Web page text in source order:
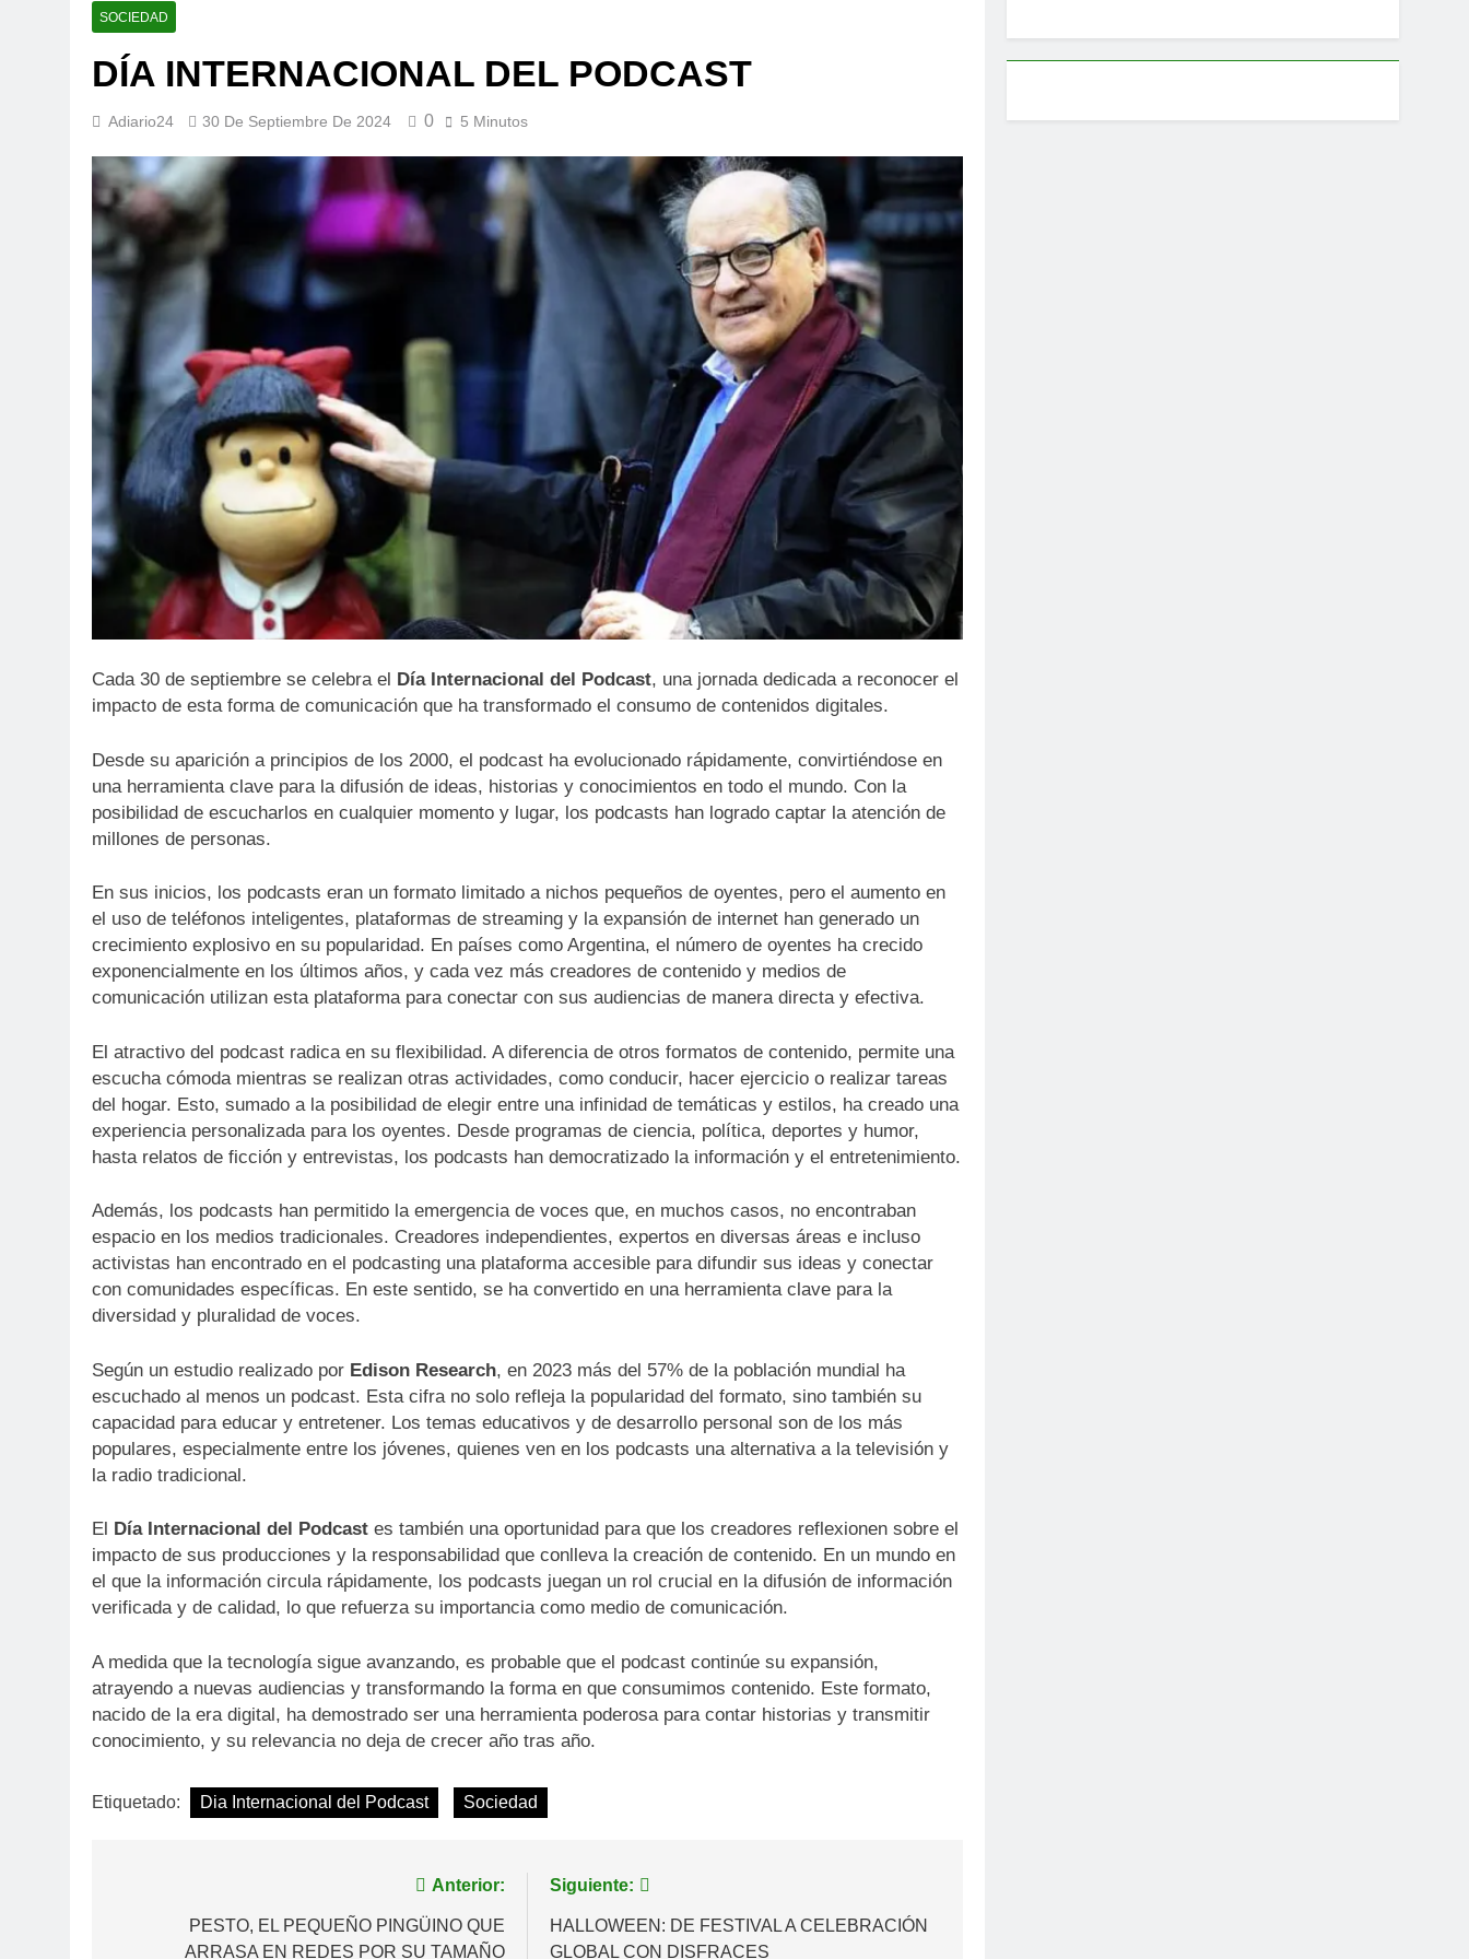
SOCIEDAD
DÍA INTERNACIONAL DEL PODCAST
Adiario24 30 De Septiembre De 2024 0 5 Minutos
Cada 30 de septiembre se celebra el Día Internacional del Podcast, una jornada dedicada a reconocer el
impacto de esta forma de comunicación que ha transformado el consumo de contenidos digitales.
Desde su aparición a principios de los 2000, el podcast ha evolucionado rápidamente, convirtiéndose en
una herramienta clave para la difusión de ideas, historias y conocimientos en todo el mundo. Con la
posibilidad de escucharlos en cualquier momento y lugar, los podcasts han logrado captar la atención de
millones de personas.
En sus inicios, los podcasts eran un formato limitado a nichos pequeños de oyentes, pero el aumento en
el uso de teléfonos inteligentes, plataformas de streaming y la expansión de internet han generado un
crecimiento explosivo en su popularidad. En países como Argentina, el número de oyentes ha crecido
exponencialmente en los últimos años, y cada vez más creadores de contenido y medios de
comunicación utilizan esta plataforma para conectar con sus audiencias de manera directa y efectiva.
El atractivo del podcast radica en su flexibilidad. A diferencia de otros formatos de contenido, permite una
escucha cómoda mientras se realizan otras actividades, como conducir, hacer ejercicio o realizar tareas
del hogar. Esto, sumado a la posibilidad de elegir entre una infinidad de temáticas y estilos, ha creado una
experiencia personalizada para los oyentes. Desde programas de ciencia, política, deportes y humor,
hasta relatos de ficción y entrevistas, los podcasts han democratizado la información y el entretenimiento.
Además, los podcasts han permitido la emergencia de voces que, en muchos casos, no encontraban
espacio en los medios tradicionales. Creadores independientes, expertos en diversas áreas e incluso
activistas han encontrado en el podcasting una plataforma accesible para difundir sus ideas y conectar
con comunidades específicas. En este sentido, se ha convertido en una herramienta clave para la
diversidad y pluralidad de voces.
Según un estudio realizado por Edison Research, en 2023 más del 57% de la población mundial ha
escuchado al menos un podcast. Esta cifra no solo refleja la popularidad del formato, sino también su
capacidad para educar y entretener. Los temas educativos y de desarrollo personal son de los más
populares, especialmente entre los jóvenes, quienes ven en los podcasts una alternativa a la televisión y
la radio tradicional.
El Día Internacional del Podcast es también una oportunidad para que los creadores reflexionen sobre el
impacto de sus producciones y la responsabilidad que conlleva la creación de contenido. En un mundo en
el que la información circula rápidamente, los podcasts juegan un rol crucial en la difusión de información
verificada y de calidad, lo que refuerza su importancia como medio de comunicación.
A medida que la tecnología sigue avanzando, es probable que el podcast continúe su expansión,
atrayendo a nuevas audiencias y transformando la forma en que consumimos contenido. Este formato,
nacido de la era digital, ha demostrado ser una herramienta poderosa para contar historias y transmitir
conocimiento, y su relevancia no deja de crecer año tras año.
Etiquetado: Dia Internacional del Podcast Sociedad
Anterior:
PESTO, EL PEQUEÑO PINGÜINO QUE
ARRASA EN REDES POR SU TAMAÑO
Siguiente:
HALLOWEEN: DE FESTIVAL A CELEBRACIÓN
GLOBAL CON DISFRACES